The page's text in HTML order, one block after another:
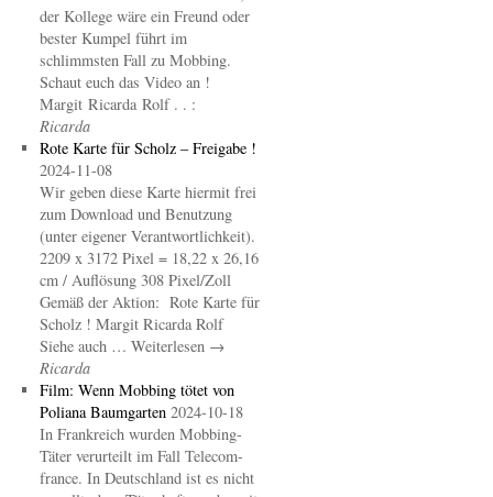
der Kollege wäre ein Freund oder
bester Kumpel führt im
schlimmsten Fall zu Mobbing.
Schaut euch das Video an !
Margit Ricarda Rolf . . :
Ricarda
Rote Karte für Scholz – Freigabe !
2024-11-08
Wir geben diese Karte hiermit frei
zum Download und Benutzung
(unter eigener Verantwortlichkeit).
2209 x 3172 Pixel = 18,22 x 26,16
cm / Auflösung 308 Pixel/Zoll
Gemäß der Aktion: Rote Karte für
Scholz ! Margit Ricarda Rolf
Siehe auch … Weiterlesen →
Ricarda
Film: Wenn Mobbing tötet von
Poliana Baumgarten 2024-10-18
In Frankreich wurden Mobbing-
Täter verurteilt im Fall Telecom-
france. In Deutschland ist es nicht